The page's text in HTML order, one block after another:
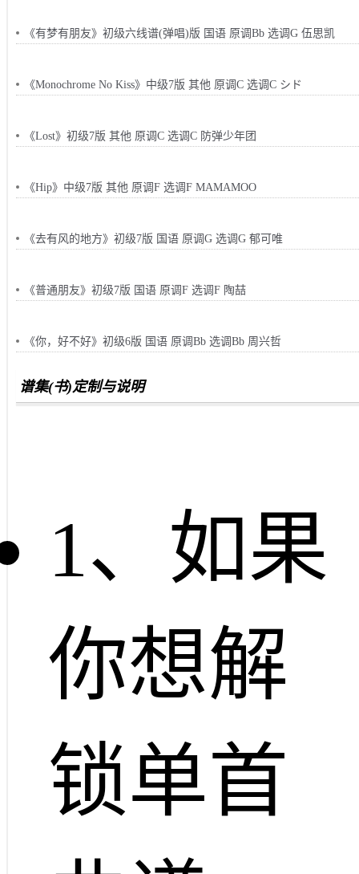
《有梦有朋友》初级六线谱(弹唱)版 国语 原调Bb 选调G 伍思凯
《Monochrome No Kiss》中级7版 其他 原调C 选调C シド
《Lost》初级7版 其他 原调C 选调C 防弹少年团
《Hip》中级7版 其他 原调F 选调F MAMAMOO
《去有风的地方》初级7版 国语 原调G 选调G 郁可唯
《普通朋友》初级7版 国语 原调F 选调F 陶喆
《你，好不好》初级6版 国语 原调Bb 选调Bb 周兴哲
谱集(书)定制与说明
1、如果
你想解
锁单首